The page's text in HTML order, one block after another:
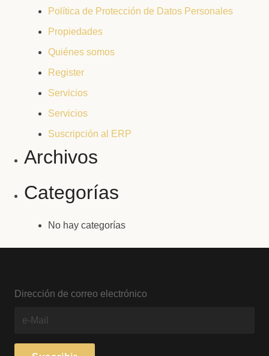
Política de Protección de Datos Personales
Propiedades
Quiénes somos
Register
Servicios
Servicios
Suscripción al ERP
Archivos
Categorías
No hay categorías
Dirección de correo electrónico